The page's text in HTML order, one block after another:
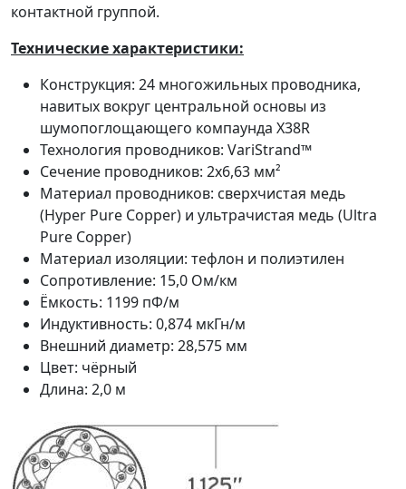
контактной группой.
Технические характеристики:
Конструкция: 24 многожильных проводника,
навитых вокруг центральной основы из
шумопоглощающего компаунда X38R
Технология проводников: VariStrand™
Сечение проводников: 2х6,63 мм²
Материал проводников: сверхчистая медь
(Hyper Pure Copper) и ультрачистая медь (Ultra
Pure Copper)
Материал изоляции: тефлон и полиэтилен
Сопротивление: 15,0 Ом/км
Ёмкость: 1199 пФ/м
Индуктивность: 0,874 мкГн/м
Внешний диаметр: 28,575 мм
Цвет: чёрный
Длина: 2,0 м